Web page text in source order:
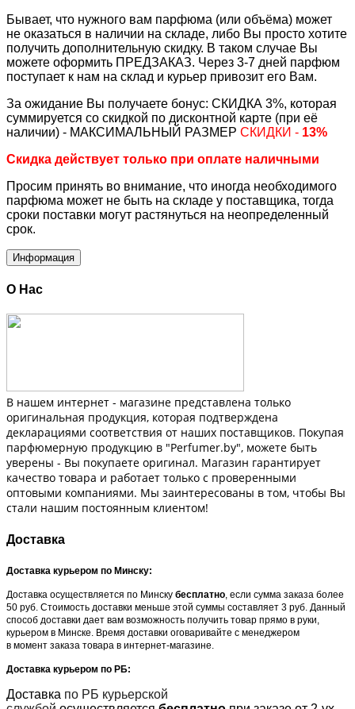
Бывает, что нужного вам парфюма (или объёма) может
не оказаться в наличии на складе, либо Вы просто хотите
получить дополнительную скидку. В таком случае Вы
можете оформить ПРЕДЗАКАЗ. Через 3-7 дней парфюм
поступает к нам на склад и курьер привозит его Вам.
За ожидание Вы получаете бонус: СКИДКА 3%, которая
суммируется со скидкой по дисконтной карте (при её
наличии) - МАКСИМАЛЬНЫЙ РАЗМЕР СКИДКИ - 13%
Скидка действует только при оплате наличными
Просим принять во внимание, что иногда необходимого
парфюма может не быть на складе у поставщика, тогда
сроки поставки могут растянуться на неопределенный
срок.
Информация
О Нас
В нашем интернет - магазине представлена только
оригинальная продукция, которая подтверждена
декларациями соответствия от наших поставщиков. Покупая
парфюмерную продукцию в "Perfumer.by", можете быть
уверены - Вы покупаете оригинал. Магазин гарантирует
качество товара и работает только с проверенными
оптовыми компаниями. Мы заинтересованы в том, чтобы Вы
стали нашим постоянным клиентом!
Доставка
Доставка курьером по Минску:
Доставка осуществляется по Минску бесплатно , если сумма заказа более
50 руб. Стоимость доставки меньше этой суммы составляет 3 руб. Данный
способ доставки дает вам возможность получить товар прямо в руки,
курьером в Минске. Время доставки оговаривайте с менеджером
в момент заказа товара в интернет-магазине.
Доставка курьером по РБ:
Доставка по РБ курьерской